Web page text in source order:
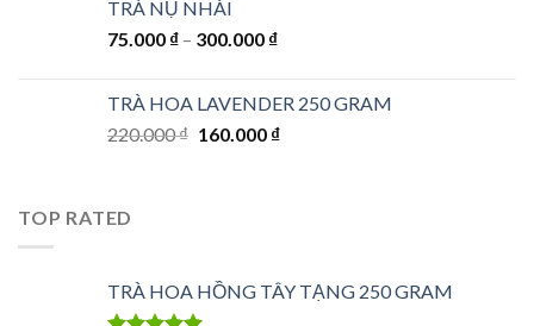
TRÀ NỤ NHÀI
75.000 ₫ – 300.000 ₫
TRÀ HOA LAVENDER 250 GRAM
220.000₫ Giá
160.000 ₫Giá
TOP RATED
TRÀ HOA HỒNG TÂY TẠNG 250 GRAM